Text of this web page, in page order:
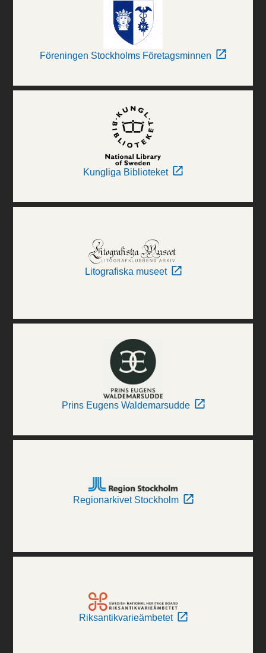
Föreningen Stockholms Företagsminnen
Kungliga Biblioteket
Litografiska museet
Prins Eugens Waldemarsudde
Regionarkivet Stockholm
Riksantikvarieämbetet